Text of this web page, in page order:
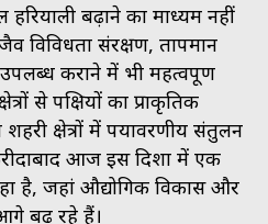
बढ़ाने का माध्यम नहीं
विविधता संरक्षण, तापमान
कराने में भी महत्वपूर्ण
से पक्षियों का प्राकृतिक
क्षेत्रों में पर्यावरणीय संतुलन
आज इस दिशा में एक
है, जहां औद्योगिक विकास और
बढ़ रहे हैं।